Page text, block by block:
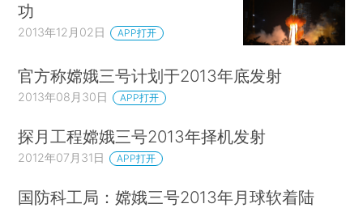
功
2013年12月02日 APP打开
官方称嫦娥三号计划于2013年底发射
2013年08月30日 APP打开
探月工程嫦娥三号2013年择机发射
2012年07月31日 APP打开
国防科工局：嫦娥三号2013年月球软着陆